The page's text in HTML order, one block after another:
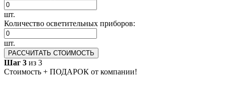
шт.
Количество осветительных приборов:
шт.
РАССЧИТАТЬ СТОИМОСТЬ
Шаг 3 из 3
Стоимость + ПОДАРОК от компании!